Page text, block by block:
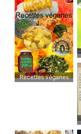
Recettes véganes